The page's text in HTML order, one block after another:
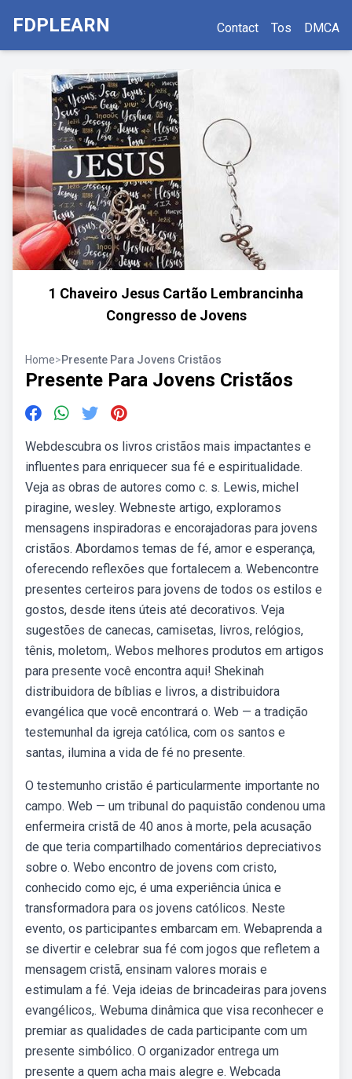
FDPLEARN Contact Tos DMCA
1 Chaveiro Jesus Cartão Lembrancinha
Congresso de Jovens
Home>Presente Para Jovens Cristãos
Presente Para Jovens Cristãos
Webdescubra os livros cristãos mais impactantes e
influentes para enriquecer sua fé e espiritualidade.
Veja as obras de autores como c. s. Lewis, michel
piragine, wesley. Webneste artigo, exploramos
mensagens inspiradoras e encorajadoras para jovens
cristãos. Abordamos temas de fé, amor e esperança,
oferecendo reflexões que fortalecem a. Webencontre
presentes certeiros para jovens de todos os estilos e
gostos, desde itens úteis até decorativos. Veja
sugestões de canecas, camisetas, livros, relógios,
tênis, moletom,. Webos melhores produtos em artigos
para presente você encontra aqui! Shekinah
distribuidora de bíblias e livros, a distribuidora
evangélica que você encontrará o. Web — a tradição
testemunhal da igreja católica, com os santos e
santas, ilumina a vida de fé no presente.
O testemunho cristão é particularmente importante no
campo. Web — um tribunal do paquistão condenou uma
enfermeira cristã de 40 anos à morte, pela acusação
de que teria compartilhado comentários depreciativos
sobre o. Webo encontro de jovens com cristo,
conhecido como ejc, é uma experiência única e
transformadora para os jovens católicos. Neste
evento, os participantes embarcam em. Webaprenda a
se divertir e celebrar sua fé com jogos que refletem a
mensagem cristã, ensinam valores morais e
estimulam a fé. Veja ideias de brincadeiras para jovens
evangélicos,. Webuma dinâmica que visa reconhecer e
premiar as qualidades de cada participante com um
presente simbólico. O organizador entrega um
presente a quem acha mais alegre e. Webcada